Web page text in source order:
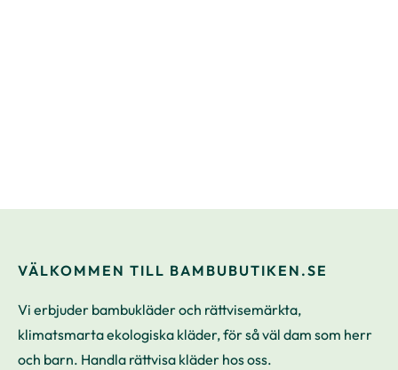
VÄLKOMMEN TILL BAMBUBUTIKEN.SE
Vi erbjuder bambukläder och rättvisemärkta,
klimatsmarta ekologiska kläder, för så väl dam som herr
och barn. Handla rättvisa kläder hos oss.